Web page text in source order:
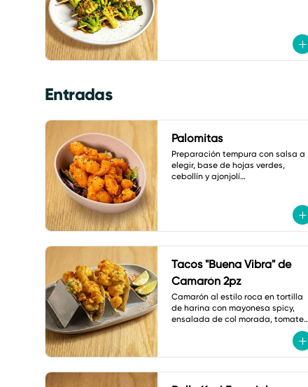
Entradas
Palomitas
Preparación tempura con salsa a
elegir, base de hojas verdes,
cebollín y ajonjolí
Tacos "Buena Vibra" de
Camarón 2pz
Camarón al estilo roca en tortilla
de harina con mayonesa spicy,
ensalada de col morada, tomate
cherry, jalapeño tempura, cebollín